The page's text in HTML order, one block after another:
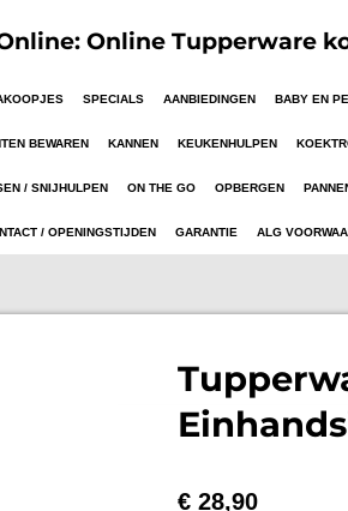
Online Tupperware
SPECIALS AANBIEDINGEN BABY EN
BEWAREN KANNEN KEUKENHULPEN
/ SNIJHULPEN ON THE GO OPBERGEN
/ OPENINGSTIJDEN GARANTIE ALG
€ 28,90